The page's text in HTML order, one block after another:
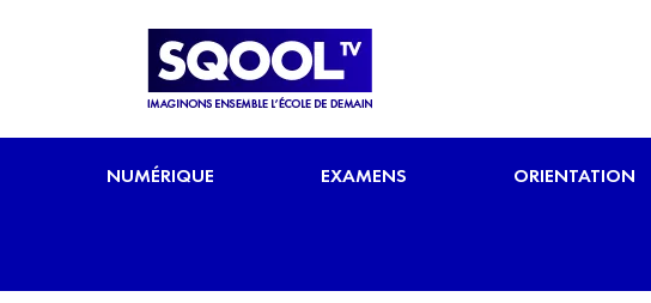
NUMÉRIQUE EXAMENS ORIENTATION